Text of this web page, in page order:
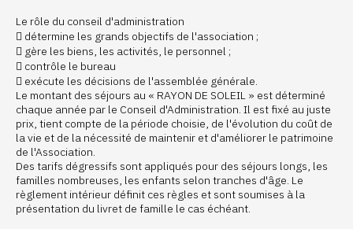
Le rôle du conseil d'administration
 détermine les grands objectifs de l'association ;
 gère les biens, les activités, le personnel ;
 contrôle le bureau
 exécute les décisions de l'assemblée générale.
Le montant des séjours au « RAYON DE SOLEIL » est déterminé
chaque année par le Conseil d'Administration. Il est fixé au juste
prix, tient compte de la période choisie, de l'évolution du coût de
la vie et de la nécessité de maintenir et d'améliorer le patrimoine
de l'Association.
Des tarifs dégressifs sont appliqués pour des séjours longs, les
familles nombreuses, les enfants selon tranches d'âge. Le
règlement intérieur définit ces règles et sont soumises à la
présentation du livret de famille le cas échéant.